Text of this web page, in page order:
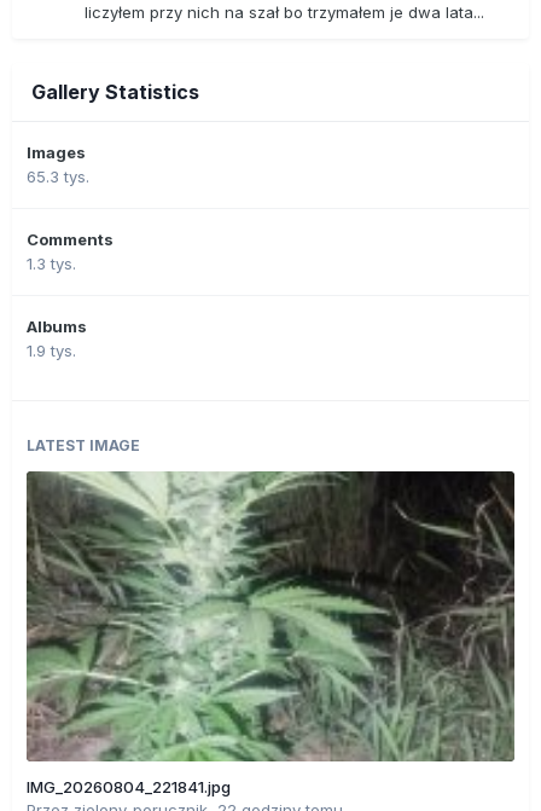
liczyłem przy nich na szał bo trzymałem je dwa lata...
Gallery Statistics
Images
65.3 tys.
Comments
1.3 tys.
Albums
1.9 tys.
LATEST IMAGE
IMG_20260804_221841.jpg